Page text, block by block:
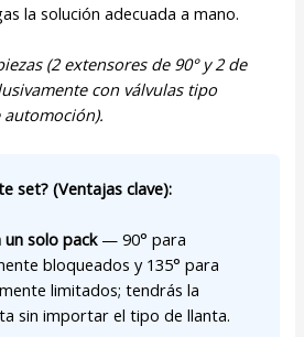
la solución adecuada a mano.
(2 extensores de 90° y 2 de
con válvulas tipo
automoción).
set? (Ventajas clave):
un solo pack— 90° para
bloqueados y 135° para
limitados; tendrás la
sin importar el tipo de llanta.